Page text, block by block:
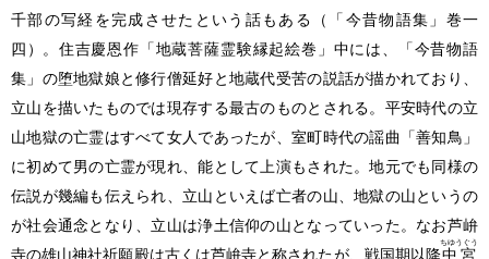
千部の写経を完成させたという話もある
（「今昔物語集」巻一
四）
。住吉慶恩作「地蔵菩薩霊験縁起絵巻」中には、「今昔物語
集」の堕地獄娘と修行僧延好と地蔵代受苦の説話が描かれており、
立山を描いたものでは現存する最古のものとされる。平安時代の立
山地獄の亡霊はすべて女人であったが、室町時代の謡曲「善知鳥」
に初めて男の亡霊が現れ、能として上演もされた。地元でも同様の
伝説が幾編も伝えられ、立山といえば亡者の山、地獄の山というの
が社会通念となり、立山は浄土信仰の山となっていった。なお芦峅
寺の雄山神社祈願殿は古くは芦峅寺と称されたが、戦国期以降中宮
ちゆうぐう